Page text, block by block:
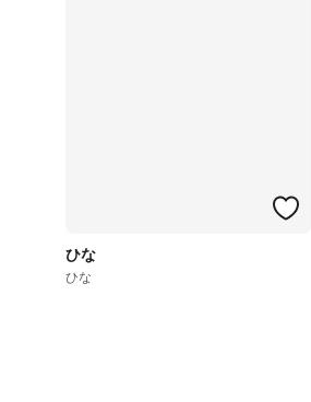
ひな
ひな